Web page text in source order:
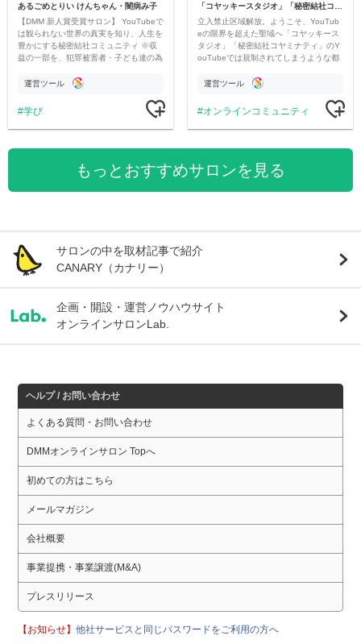
あるごめとりい けんちゃん・闇病み子
【DMM 新人賞受賞サロン】 YouTubeで
は観られない世界の真実を知り、人生を
豊かにする秘密結社コミュニティ ※収
益の一部を、犯罪被害者・子ども達の為
す運営ツール
学び
立入禁止区域解放。ようこそ、YouTub
eの限界を超えた聖域へ「コヤッキース
タジオ」「秘密結社コヤミナティ」のY
ouTubeでは規制されてしまうような都
公開。
運営ツール
オンラインコミュニティ
もっとおすすめサロンを見る
サロンの中を取材記事で紹介
CANARY（カナリー）
企画・開設・運営ノウハウサイト
オンラインサロンLab.
ヘルプ / お問い合わせ
よくある質問・お問い合わせ
DMMオンラインサロン Topへ
初めての方はこちら
メールマガジン
会社概要
事業提携・事業譲渡(M&A)
プレスリリース
【お知らせ】他社サービスと同じパスワードをご利用の方へ